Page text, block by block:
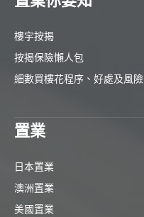
樓宇按揭
按揭保險懶人包
細數買樓花程序、好處及風險
置業
日本置業
澳洲置業
美國置業